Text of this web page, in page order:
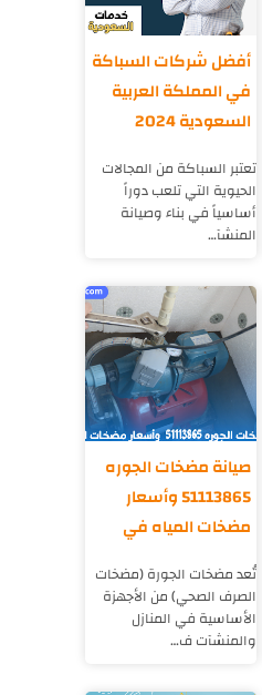
أفضل شركات السباكة
في المملكة العربية
السعودية 2024
تعتبر السباكة من المجالات
الحيوية التي تلعب دوراً
أساسياً في بناء وصيانة
المنشآ…
صيانة مضخات الجوره
51113865 وأسعار
مضخات المياه في
تُعد مضخات الجورة (مضخات
الصرف الصحي) من الأجهزة
الأساسية في المنازل
والمنشآت ف…